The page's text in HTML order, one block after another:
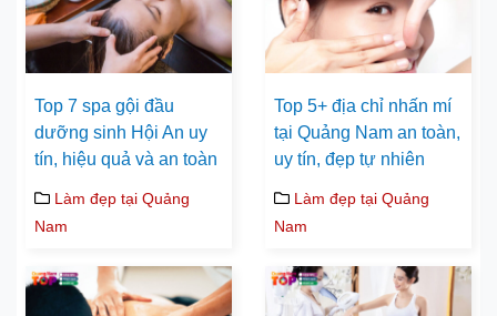
Top 7 spa gội đầu
dưỡng sinh Hội An uy
tín, hiệu quả và an toàn
Làm đẹp tại Quảng
Nam
Top 5+ địa chỉ nhấn mí
tại Quảng Nam an toàn,
uy tín, đẹp tự nhiên
Làm đẹp tại Quảng
Nam